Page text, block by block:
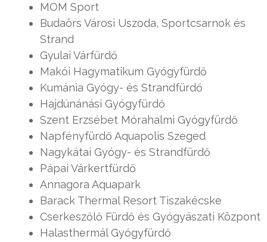
MOM Sport
Budaörs Városi Uszoda, Sportcsarnok és
Strand
Gyulai Várfürdő
Makói Hagymatikum Gyógyfürdő
Kumánia Gyógy- és Strandfürdő
Hajdúnánási Gyógyfürdő
Szent Erzsébet Mórahalmi Gyógyfürdő
Napfényfürdő Aquapolis Szeged
Nagykátai Gyógy- és Strandfürdő
Pápai Várkertfürdő
Annagora Aquapark
Barack Thermal Resort Tiszakécske
Cserkeszőlő Fürdő és Gyógyászati Központ
Halasthermál Gyógyfürdő